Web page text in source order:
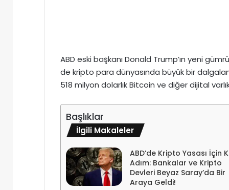
ABD eski başkanı Donald Trump’ın yeni
de kripto para dünyasında büyük bir
518 milyon dolarlık Bitcoin ve diğer dijital
Başlıklar
İlgili Makaleler
ABD’de Kripto Yasası İçin
Adım: Bankalar ve Kripto
Devleri Beyaz Saray’da Bir
Araya Geldi!